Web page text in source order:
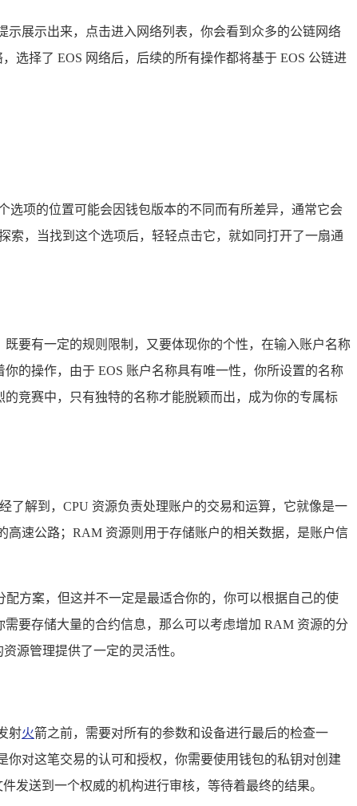
展示出来，点击进入网络列表，你会看到众多的公链网络
选择了 EOS 网络后，后续的所有操作都将基于 EOS 公链进
选项的位置可能会因钱包版本的不同而有所差异，通常它会
索，当找到这个选项后，轻轻点击它，就如同打开了一扇通
要有一定的规则限制，又要体现你的个性，在输入账户名称
的操作，由于 EOS 账户名称具有唯一性，你所设置的名称
竞赛中，只有独特的名称才能脱颖而出，成为你的专属标
了解到，CPU 资源负责处理账户的交易和运算，它就像是一
速公路；RAM 资源则用于存储账户的相关数据，是账户信
方案，但这并不一定是最适合你的，你可以根据自己的使
要存储大量的合约信息，那么可以考虑增加 RAM 资源的分
源管理提供了一定的灵活性。
射火箭之前，需要对所有的参数和设备进行最后的检查一
你对这笔交易的认可和授权，你需要使用钱包的私钥对创建
发送到一个权威的机构进行审核，等待着最终的结果。